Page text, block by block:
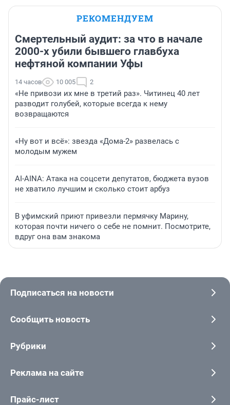
РЕКОМЕНДУЕМ
Смертельный аудит: за что в начале
2000-х убили бывшего главбуха
нефтяной компании Уфы
14 часов 10 005 2
«Не привози их мне в третий раз». Читинец 40 лет
разводит голубей, которые всегда к нему
возвращаются
«Ну вот и всё»: звезда «Дома-2» развелась с
молодым мужем
AI-AINA: Атака на соцсети депутатов, бюджета вузов
не хватило лучшим и сколько стоит арбуз
В уфимский приют привезли пермячку Марину,
которая почти ничего о себе не помнит. Посмотрите,
вдруг она вам знакома
Подписаться на новости
Сообщить новость
Рубрики
Реклама на сайте
Прайс-лист